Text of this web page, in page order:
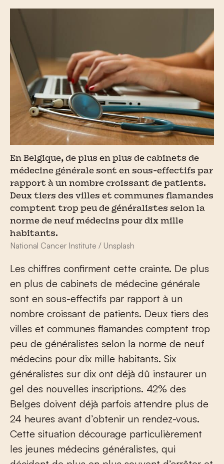
En Belgique, de plus en plus de cabinets de
médecine générale sont en sous-effectifs par
rapport à un nombre croissant de patients.
Deux tiers des villes et communes flamandes
comptent trop peu de généralistes selon la
norme de neuf médecins pour dix mille
habitants.
National Cancer Institute / Unsplash
Les chiffres confirment cette crainte. De plus
en plus de cabinets de médecine générale
sont en sous-effectifs par rapport à un
nombre croissant de patients. Deux tiers des
villes et communes flamandes comptent trop
peu de généralistes selon la norme de neuf
médecins pour dix mille habitants. Six
généralistes sur dix ont déjà dû instaurer un
gel des nouvelles inscriptions. 42% des
Belges doivent déjà parfois attendre plus de
24 heures avant d’obtenir un rendez-vous.
Cette situation décourage particulièrement
les jeunes médecins généralistes, qui